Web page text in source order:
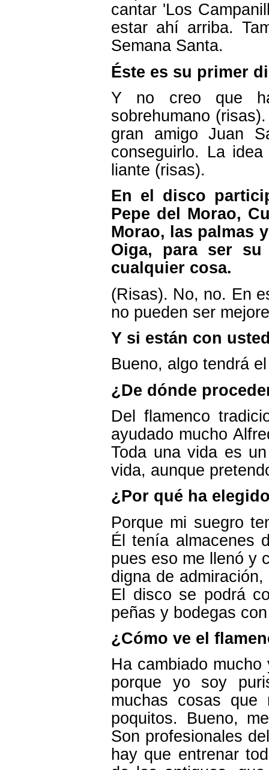
cantar 'Los
estar ahí arriba.
Semana Santa.
Éste es su primer
Y no creo que
sobrehumano
gran amigo Juan
conseguirlo. La
liante (risas).
En el disco
Pepe del Morao,
Morao, las palmas
Oiga, para ser
cualquier cosa.
(Risas). No, no. En
no pueden ser
Y si están con
Bueno, algo tendrá
¿De dónde
Del flamenco
ayudado mucho
Toda una vida es
vida, aunque
¿Por qué ha
Porque mi suegro
Él tenía almacenes
pues eso me llenó y
digna de
El disco se podrá
peñas y bodegas
¿Cómo ve el
Ha cambiado
porque yo soy
muchas cosas
poquitos. Bueno,
Son profesionales
hay que entrenar